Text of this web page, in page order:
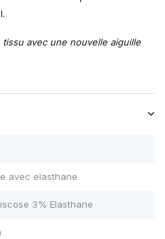
avec une nouvelle aiguille
avec elasthane
3% Elasthane